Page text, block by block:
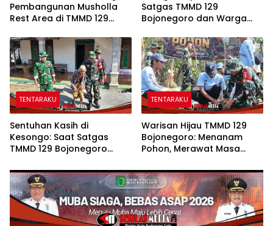
Pembangunan Musholla
Rest Area di TMMD 129
Keramik dan Pengecatan
Teras
Satgas TMMD 129
Bojonegoro dan Warga
Merajut Asa Ibu Jasmiati
TENTARAKU
Sentuhan Kasih di
Kesongo: Saat Satgas
TMMD 129 Bojonegoro
Menatap Rumah Baru Anak
Tercinta
TENTARAKU
Warisan Hijau TMMD 129
Bojonegoro: Menanam
Pohon, Merawat Masa